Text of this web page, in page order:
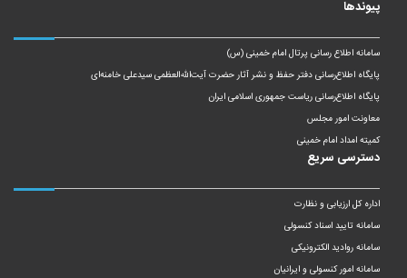
پیوندها
سامانه اطلاع رسانی پرتال امام خمینی (س)
پایگاه اطلاع‌رسانی دفتر حفظ و نشر آثار حضرت آیت‌الله‌العظمی سیدعلی خامنه‌ای
پایگاه اطلاع‌رسانی ریاست‌ جمهوری اسلامی ایران
معاونت امور مجلس
کمیته امداد امام خمینی
دسترسی سریع
اداره کل ارزیابی و نظارت
سامانه تایید اسناد کنسولی
سامانه روادید الکترونیکی
سامانه امور کنسولی و ایرانیان